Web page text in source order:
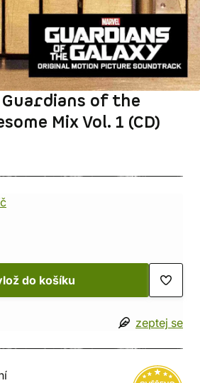
of the
Mix Vol. 1 (CD)
do košíku
zeptej se